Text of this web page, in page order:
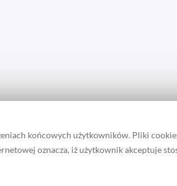
końcowych użytkowników. Pliki
oznacza, iż użytkownik akceptuje
Lotari. / Ta strona zapisuje pliki cookie.